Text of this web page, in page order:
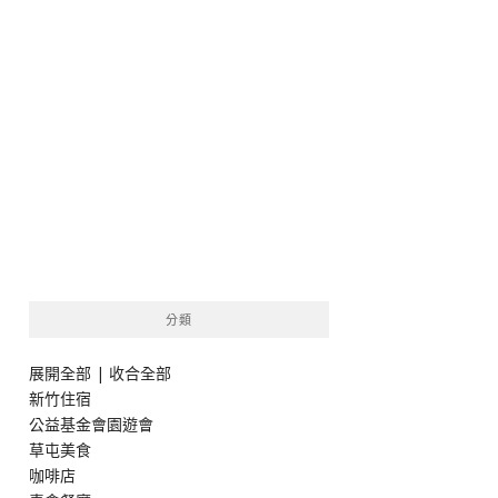
分類
展開全部 | 收合全部
新竹住宿
公益基金會園遊會
草屯美食
咖啡店